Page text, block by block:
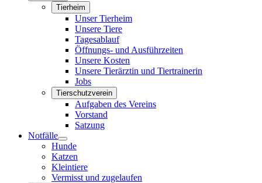
Tierheim
Unser Tierheim
Unsere Tiere
Tagesablauf
Öffnungs- und Ausführzeiten
Unsere Kosten
Unsere Tierärztin und Tiertrainerin
Jobs
Tierschutzverein
Aufgaben des Vereins
Vorstand
Satzung
Notfälle
Hunde
Katzen
Kleintiere
Vermisst und zugelaufen